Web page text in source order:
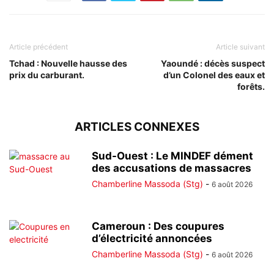
Article précédent
Tchad : Nouvelle hausse des
prix du carburant.
Article suivant
Yaoundé : décès suspect
d’un Colonel des eaux et
forêts.
ARTICLES CONNEXES
Sud-Ouest : Le MINDEF dément
des accusations de massacres
Chamberline Massoda (Stg) - 6 août 2026
Cameroun : Des coupures
d’électricité annoncées
Chamberline Massoda (Stg) - 6 août 2026